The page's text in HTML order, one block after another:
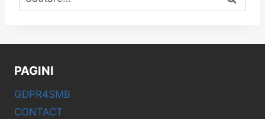
după:
PAGINI
GDPR4SMB
CONTACT